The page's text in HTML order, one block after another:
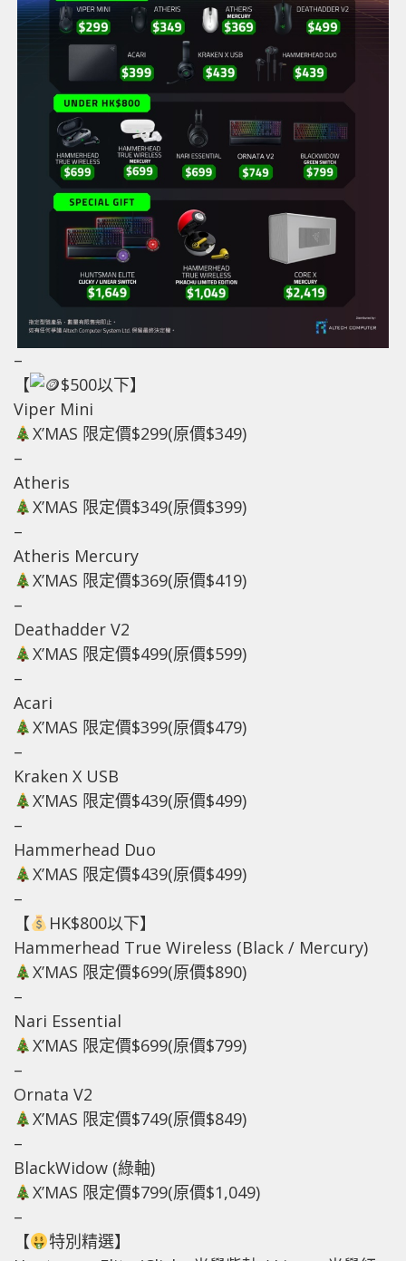
–
【
$500以下】
Viper Mini
X’MAS 限定價$299(原價$349)
–
Atheris
X’MAS 限定價$349(原價$399)
–
Atheris Mercury
X’MAS 限定價$369(原價$419)
–
Deathadder V2
X’MAS 限定價$499(原價$599)
–
Acari
X’MAS 限定價$399(原價$479)
–
Kraken X USB
X’MAS 限定價$439(原價$499)
–
Hammerhead Duo
X’MAS 限定價$439(原價$499)
–
【
HK$800以下】
Hammerhead True Wireless (Black / Mercury)
X’MAS 限定價$699(原價$890)
–
Nari Essential
X’MAS 限定價$699(原價$799)
–
Ornata V2
X’MAS 限定價$749(原價$849)
–
BlackWidow (綠軸)
X’MAS 限定價$799(原價$1,049)
–
【
特別精選】